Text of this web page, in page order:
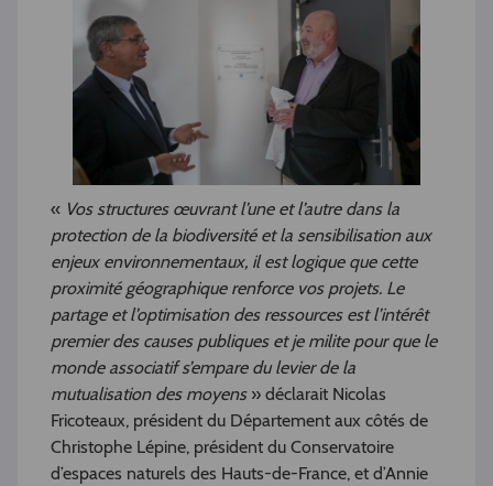
« Vos structures œuvrant l’une et l’autre dans la
protection de la biodiversité et la sensibilisation aux
enjeux environnementaux, il est logique que cette
proximité géographique renforce vos projets. Le
partage et l’optimisation des ressources est l’intérêt
premier des causes publiques et je milite pour que le
monde associatif s’empare du levier de la
mutualisation des moyens » déclarait Nicolas
Fricoteaux, président du Département aux côtés de
Christophe Lépine, président du Conservatoire
d’espaces naturels des Hauts-de-France, et d’Annie